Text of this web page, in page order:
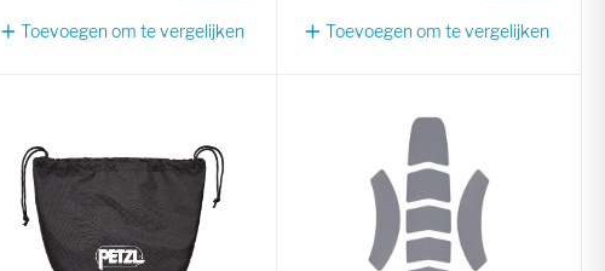
Toevoegen om te vergelijken Toevoegen om te vergelijken